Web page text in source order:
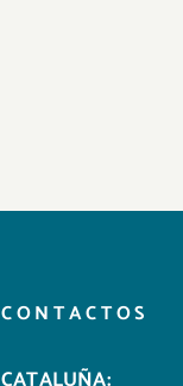
CONTACTOS